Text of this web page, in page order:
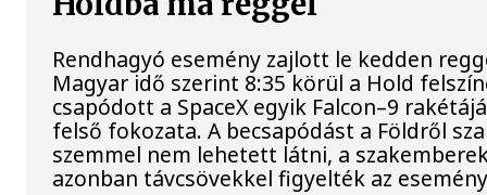
Rendhagyó esemény zajlott le kedden
Magyar idő szerint 8:35 körül a Hold
csapódott a SpaceX egyik Falcon–9
felső fokozata. A becsapódást a Földről
szemmel nem lehetett látni, a
azonban távcsövekkel figyelték az